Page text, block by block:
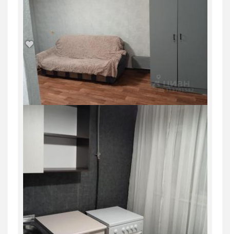
Продается 2-комн. квартира, 36,9 м²
Россия, Свердловская область,
Екатеринбург
4 950 000